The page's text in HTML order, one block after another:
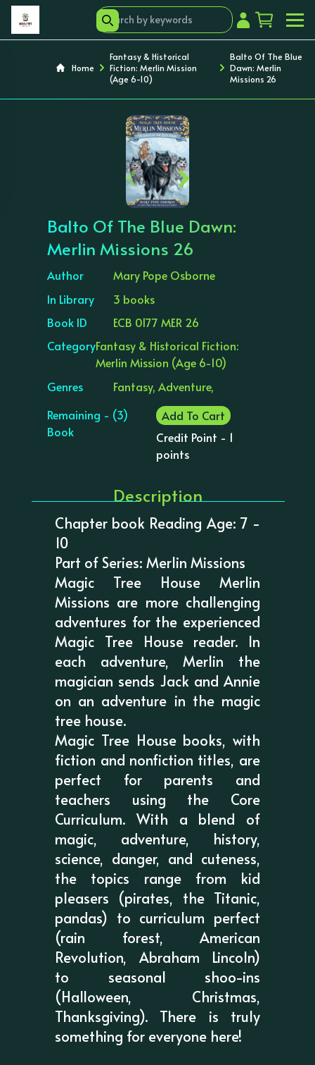
Home
Fantasy & Historical
Fiction: Merlin Mission
(Age 6-10)
Balto Of The Blue
Dawn: Merlin
Missions 26
‹ ›
Balto Of The Blue Dawn:
Merlin Missions 26
Author
Mary Pope Osborne
In Library
3 books
Book ID
ECB 0177 MER 26
CategoryFantasy & Historical Fiction:
Merlin Mission (Age 6-10)
Genres
Fantasy, Adventure,
Remaining - (3)
Book
Add To Cart
Credit Point - 1
points
Description
Chapter book Reading Age: 7 -
10
Part of Series: Merlin Missions
Magic Tree House Merlin
Missions are more challenging
adventures for the experienced
Magic Tree House reader. In
each adventure, Merlin the
magician sends Jack and Annie
on an adventure in the magic
tree house.
Magic Tree House books, with
fiction and nonfiction titles, are
perfect for parents and
teachers using the Core
Curriculum. With a blend of
magic, adventure, history,
science, danger, and cuteness,
the topics range from kid
pleasers (pirates, the Titanic,
pandas) to curriculum perfect
(rain forest, American
Revolution, Abraham Lincoln)
to seasonal shoo-ins
(Halloween, Christmas,
Thanksgiving). There is truly
something for everyone here!